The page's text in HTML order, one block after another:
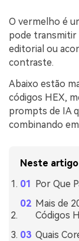
O vermelho é
pode transmitir
editorial ou
contraste.
Abaixo estão
códigos HEX,
prompts de IA
combinando
Neste artigo
Por Que
Mais de
Códigos
Quais